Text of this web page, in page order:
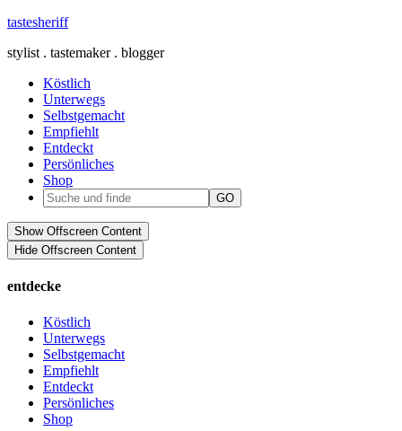
tastesheriff
stylist . tastemaker . blogger
Köstlich
Unterwegs
Selbstgemacht
Empfiehlt
Entdeckt
Persönliches
Shop
Show Offscreen Content
Hide Offscreen Content
entdecke
Köstlich
Unterwegs
Selbstgemacht
Empfiehlt
Entdeckt
Persönliches
Shop